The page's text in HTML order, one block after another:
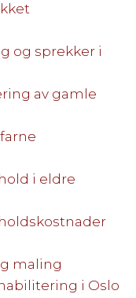
og sprekker i
av gamle
i eldre
maling
i Oslo